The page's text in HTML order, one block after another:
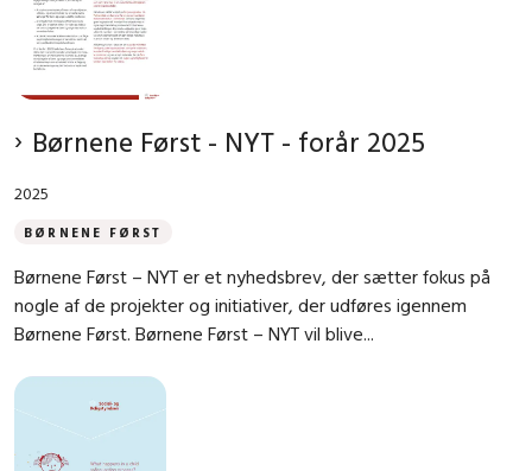
Børnene Først - NYT - forår 2025
2025
BØRNENE FØRST
Børnene Først – NYT er et nyhedsbrev, der sætter fokus på
nogle af de projekter og initiativer, der udføres igennem
Børnene Først. Børnene Først – NYT vil blive...